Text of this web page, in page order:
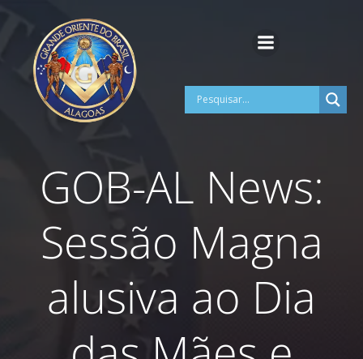
GOB-AL News:
Sessão Magna
alusiva ao Dia